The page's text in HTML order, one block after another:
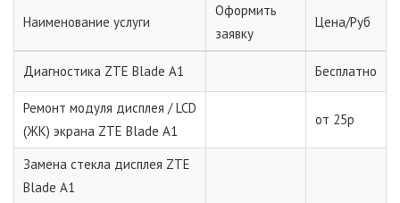
Наименование услуги
Оформить
заявку
Цена/Руб
Диагностика ZTE Blade A1 Бесплатно
Ремонт модуля дисплея / LCD
(ЖК) экрана ZTE Blade A1
от 25р
Замена стекла дисплея ZTE
Blade A1